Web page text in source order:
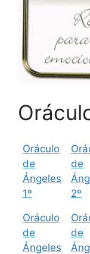
Oráculo
de
Ángeles
1º
de
2º
Oráculo
de
Ángeles
de